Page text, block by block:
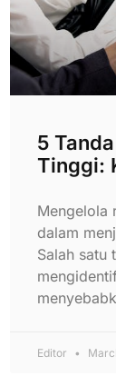
5
Tinggi:
Mengelola
dalam
Salah satu
Editor